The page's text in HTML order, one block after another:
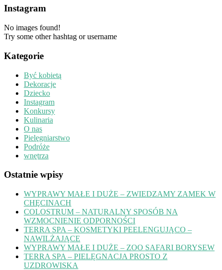
Instagram
No images found!
Try some other hashtag or username
Kategorie
Być kobietą
Dekoracje
Dziecko
Instagram
Konkursy
Kulinaria
O nas
Pielęgniarstwo
Podróże
wnętrza
Ostatnie wpisy
WYPRAWY MAŁE I DUŻE – ZWIEDZAMY ZAMEK W
CHĘCINACH
COLOSTRUM – NATURALNY SPOSÓB NA
WZMOCNIENIE ODPORNOŚCI
TERRA SPA – KOSMETYKI PEELENGUJĄCO –
NAWILŻAJĄCE
WYPRAWY MAŁE I DUŻE – ZOO SAFARI BORYSEW
TERRA SPA – PIELĘGNACJA PROSTO Z
UZDROWISKA